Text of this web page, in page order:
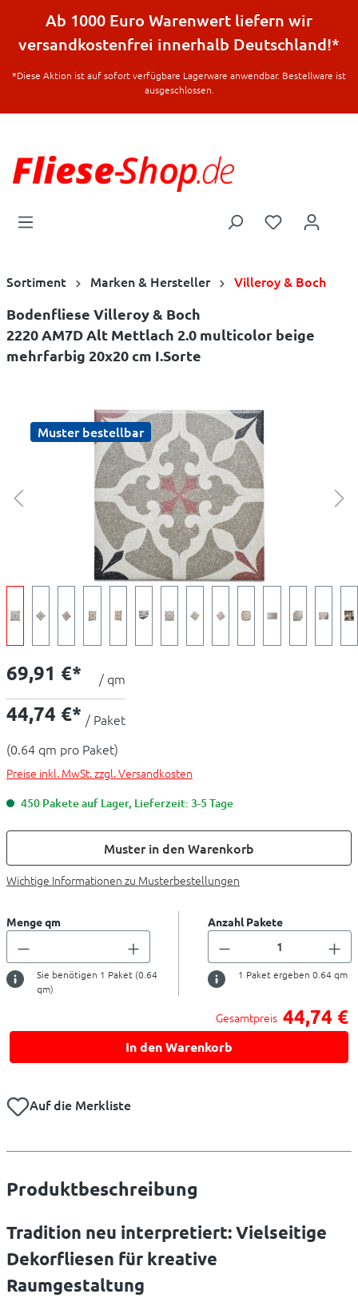
springen
Ab 1000 Euro Warenwert liefern wir
versandkostenfrei innerhalb Deutschland!*
*Diese Aktion ist auf sofort verfügbare Lagerware anwendbar. Bestellware ist
ausgeschlossen.
Sortiment Marken & Hersteller Villeroy & Boch
Bodenfliese Villeroy & Boch
2220 AM7D Alt Mettlach 2.0 multicolor beige
mehrfarbig 20x20 cm I.Sorte
Muster bestellbar
69,91 €* / qm
44,74 €* / Paket
(0.64 qm pro Paket)
Preise inkl. MwSt. zzgl. Versandkosten
450 Pakete auf Lager, Lieferzeit: 3-5 Tage
Muster in den Warenkorb
Wichtige Informationen zu Musterbestellungen
Menge qm
Sie benötigen 1 Paket (0.64
qm)
Anzahl Pakete
1 Paket ergeben 0.64qm
Gesamtpreis 44,74 €
In den Warenkorb
Auf die Merkliste
Produktbeschreibung
Tradition neu interpretiert: Vielseitige
Dekorfliesen für kreative
Raumgestaltung